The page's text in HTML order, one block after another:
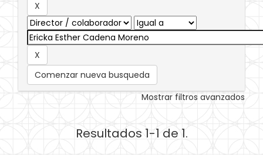
Comenzar nueva busqueda
Mostrar filtros avanzados
Resultados 1-1 de 1.